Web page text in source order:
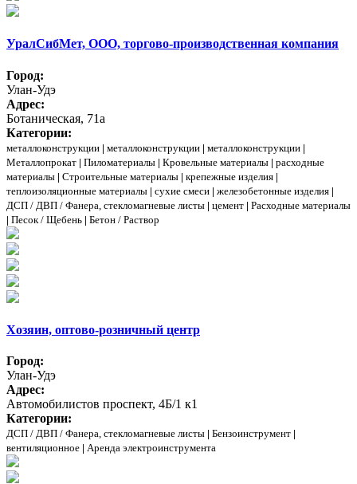
УралСибМет, ООО, торгово-производственная компания
Город:
Улан-Удэ
Адрес:
Ботаническая, 71а
Категории:
металлоконструкции | металлоконструкции | металлоконструкции |
Металлопрокат | Пиломатериалы | Кровельные материалы | расходные
материалы | Строительные материалы | крепежные изделия |
теплоизоляционные материалы | сухие смеси | железобетонные изделия |
ДСП / ДВП / Фанера, стекломагневые листы | цемент | Расходные материалы
| Песок / Щебень | Бетон / Раствор
Хозяин, оптово-розничный центр
Город:
Улан-Удэ
Адрес:
Автомобилистов проспект, 4Б/1 к1
Категории:
ДСП / ДВП / Фанера, стекломагневые листы | Бензоинструмент |
вентиляционное | Аренда электроинструмента